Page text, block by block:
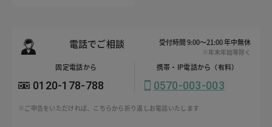
電話でご相談 受付時間 9:00～21:00 年中無休
※年末年始等除く
固定電話から
0120-178-788
携帯・IP電話から（有料）
0570-003-003
※ご申告をいただければ、こちらから折り返しお電話いたします